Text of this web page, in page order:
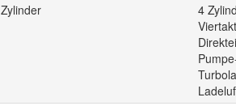
Zylinder
4
Viertakt